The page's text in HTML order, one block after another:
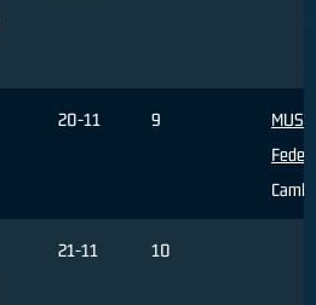
20-11 9
21-11 10